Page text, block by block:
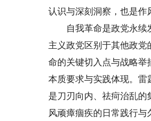
认识与深刻洞察，也是作
自我革命是政党永续发
主义政党区别于其他政
命的关键切入点与战略举
本质要求与实践体现。雷
是刀刃向内、祛疴治乱的
风顽瘴痼疾的日常践行